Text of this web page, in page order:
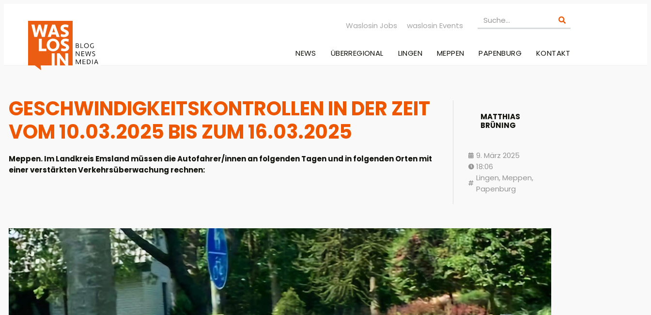
Waslosin Jobs waslosin Events
NEWS ÜBERREGIONAL LINGEN MEPPEN PAPENBURG KONTAKT
GESCHWINDIGKEITSKONTROLLEN IN DER ZEIT
VOM 10.03.2025 BIS ZUM 16.03.2025
Meppen. Im Landkreis Emsland müssen die Autofahrer/innen an folgenden Tagen und in folgenden Orten mit
einer verstärkten Verkehrsüberwachung rechnen:
MATTHIAS
BRÜNING
9. März 2025
18:06
Lingen,Meppen,
Papenburg